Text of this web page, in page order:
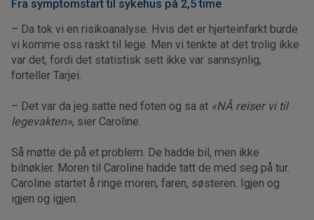
Fra symptomstart til sykehus på 2,5 time
– Da tok vi en risikoanalyse. Hvis det er hjerteinfarkt burde
vi komme oss raskt til lege. Men vi tenkte at det trolig ikke
var det, fordi det statistisk sett ikke var sannsynlig,
forteller Tarjei.
– Det var da jeg satte ned foten og sa at «NÅ reiser vi til
legevakten», sier Caroline.
Så møtte de på et problem. De hadde bil, men ikke
bilnøkler. Moren til Caroline hadde tatt de med seg på tur.
Caroline startet å ringe moren, faren, søsteren. Igjen og
igjen og igjen.